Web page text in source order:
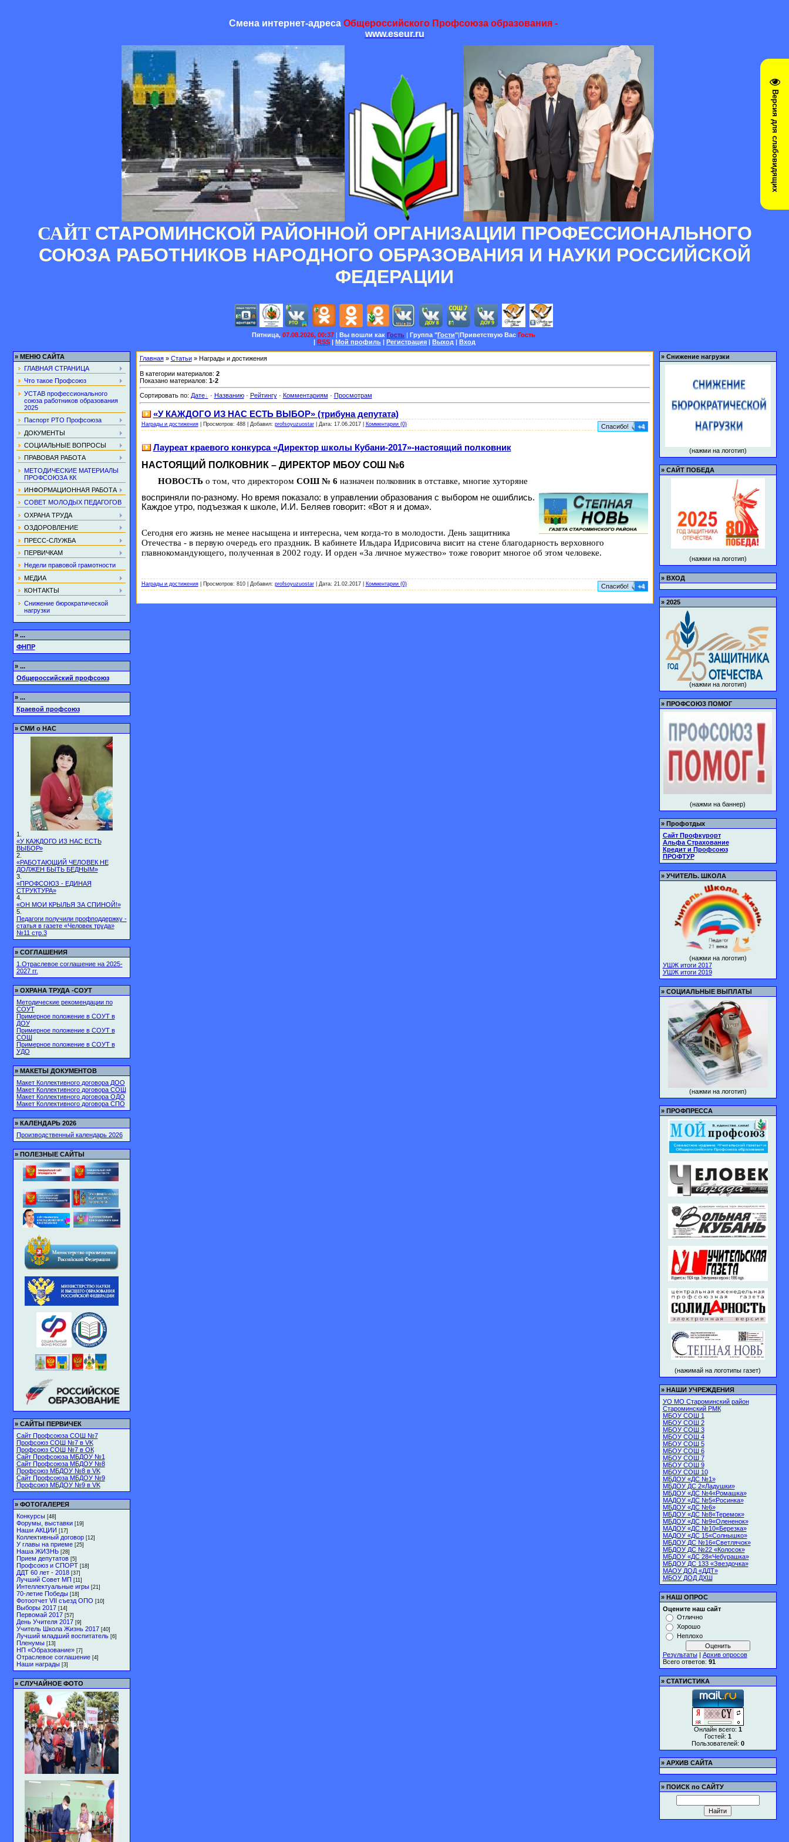
Версия для слабовидящих
Смена интернет-адреса Общероссийского Профсоюза образования -
www.eseur.ru
САЙТ СТАРОМИНСКОЙ РАЙОННОЙ ОРГАНИЗАЦИИ ПРОФЕССИОНАЛЬНОГО
СОЮЗА РАБОТНИКОВ НАРОДНОГО ОБРАЗОВАНИЯ И НАУКИ РОССИЙСКОЙ
ФЕДЕРАЦИИ
Пятница, 07.08.2026, 00:37 | Вы вошли как Гость | Группа "Гости"|Приветствую Вас Гость
| RSS | Мой профиль | Регистрация | Выход | Вход
» МЕНЮ САЙТА
ГЛАВНАЯ СТРАНИЦА
Что такое Профсоюз
УСТАВ профессионального
союза работников образования
2025
Паспорт РТО Профсоюза
ДОКУМЕНТЫ
СОЦИАЛЬНЫЕ ВОПРОСЫ
ПРАВОВАЯ РАБОТА
МЕТОДИЧЕСКИЕ МАТЕРИАЛЫ
ПРОФСОЮЗА КК
ИНФОРМАЦИОННАЯ РАБОТА
СОВЕТ МОЛОДЫХ ПЕДАГОГОВ
ОХРАНА ТРУДА
ОЗДОРОВЛЕНИЕ
ПРЕСС-СЛУЖБА
ПЕРВИЧКАМ
Недели правовой грамотности
МЕДИА
КОНТАКТЫ
Снижение бюрократической
нагрузки
» ...
ФНПР
» ...
Общероссийский профсоюз
» ...
Краевой профсоюз
» СМИ о НАС
1.
«У КАЖДОГО ИЗ НАС ЕСТЬ
ВЫБОР»
2.
«РАБОТАЮЩИЙ ЧЕЛОВЕК НЕ
ДОЛЖЕН БЫТЬ БЕДНЫМ»
3.
«ПРОФСОЮЗ - ЕДИНАЯ
СТРУКТУРА»
4.
«ОН МОИ КРЫЛЬЯ ЗА СПИНОЙ!»
5.
Педагоги получили профподдержку -
статья в газете «Человек труда»
№11 стр.3
» СОГЛАШЕНИЯ
1.Отраслевое соглашение на 2025-
2027 гг.
» ОХРАНА ТРУДА -СОУТ
Методические рекомендации по
СОУТ
Примерное положение в СОУТ в
ДОУ
Примерное положение в СОУТ в
СОШ
Примерное положение в СОУТ в
УДО
» МАКЕТЫ ДОКУМЕНТОВ
Макет Коллективного договора ДОО
Макет Коллективного договора СОШ
Макет Коллективного договора ОДО
Макет Коллективного договора СПО
» КАЛЕНДАРЬ 2026
Производственный календарь 2026
» ПОЛЕЗНЫЕ САЙТЫ
» САЙТЫ ПЕРВИЧЕК
Сайт Профсоюза СОШ №7
Профсоюз СОШ №7 в VK
Профсоюз СОШ №7 в ОК
Сайт Профсоюза МБДОУ №1
Сайт Профсоюза МБДОУ №8
Профсоюз МБДОУ №8 в VK
Сайт Профсоюза МБДОУ №9
Профсоюз МБДОУ №9 в VK
» ФОТОГАЛЕРЕЯ
Конкурсы [48]
Форумы, выставки [19]
Наши АКЦИИ [17]
Коллективный договор [12]
У главы на приеме [25]
Наша ЖИЗНЬ [28]
Прием депутатов [5]
Профсоюз и СПОРТ [18]
ДДТ 60 лет - 2018 [37]
Лучший Совет МП [11]
Интеллектуальные игры [21]
70-летие Победы [18]
Фотоотчет VII съезд ОПО [10]
Выборы 2017 [14]
Первомай 2017 [57]
День Учителя 2017 [9]
Учитель Школа Жизнь 2017 [40]
Лучший младший воспитатель [6]
Пленумы [13]
НП «Образование» [7]
Отраслевое соглашение [4]
Наши награды [3]
» СЛУЧАЙНОЕ ФОТО
Главная» Статьи» Награды и достижения
В категории материалов: 2
Показано материалов: 1-2
Сортировать по: Дате · Названию· Рейтингу· Комментариям · Просмотрам
«У КАЖДОГО ИЗ НАС ЕСТЬ ВЫБОР» (трибуна депутата)
Спасибо! +4
Награды и достижения| Просмотров: 488| Добавил: profsoyuzuostar| Дата: 17.06.2017 Комментарии (0)
Лауреат краевого конкурса «Директор школы Кубани-2017»-настоящий полковник
НАСТОЯЩИЙ ПОЛКОВНИК – ДИРЕКТОР МБОУ СОШ №6
НОВОСТЬо том, что директором СОШ № 6 назначен полковник в отставке, многие хуторяне
восприняли по-разному. Но время показало: в управлении образования с выбором не ошиблись.
Каждое утро, подъезжая к школе, И.И. Беляев говорит: «Вот я и дома».
Сегодня его жизнь не менее насыщена и интересна, чем когда-то в молодости. День защитника
Отечества - в первую очередь его праздник. В кабинете Ильдара Идрисовича висит на стене благодарность верховного
главнокомандующего, полученная в 2002 году. И орден «За личное мужество» тоже говорит многое об этом человеке.
Спасибо! +4
Награды и достижения| Просмотров: 810| Добавил: profsoyuzuostar| Дата: 21.02.2017 Комментарии (0)
» Снижение нагрузки
(нажми на логотип)
» САЙТ ПОБЕДА
(нажми на логотип)
» ВХОД
» 2025
(нажми на логотип)
» ПРОФСОЮЗ ПОМОГ
(нажми на баннер)
» Профотдых
Сайт Профкурорт
Альфа Страхование
Кредит и Профсоюз
ПРОФТУР
» УЧИТЕЛЬ. ШКОЛА
(нажми на логотип)
УШЖ итоги 2017
УШЖ итоги 2019
» СОЦИАЛЬНЫЕ ВЫПЛАТЫ
(нажми на логотип)
» ПРОФПРЕССА
(нажимай на логотипы газет)
» НАШИ УЧРЕЖДЕНИЯ
УО МО Староминский район
Староминский РМК
МБОУ СОШ 1
МБОУ СОШ 2
МБОУ СОШ 3
МБОУ СОШ 4
МБОУ СОШ 5
МБОУ СОШ 6
МБОУ СОШ 7
МБОУ СОШ 9
МБОУ СОШ 10
МБДОУ «ДС №1»
МБДОУ ДС 2«Ладушки»
МБДОУ «ДС №4«Ромашка»
МАДОУ «ДС №5«Росинка»
МБДОУ «ДС №6»
МБДОУ «ДС №8«Теремок»
МБДОУ «ДС №9«Олененок»
МАДОУ «ДС №10«Березка»
МАДОУ «ДС 15«Солнышко»
МБДОУ ДС №16«Светлячок»
МБДОУ ДС №22 «Колосок»
МБДОУ «ДС 28«Чебурашка»
МБДОУ ДС 133 «Звездочка»
МАОУ ДОД «ДДТ»
МБОУ ДОД ДХШ
» НАШ ОПРОС
Оцените наш сайт
Отлично
Хорошо
Неплохо
Результаты| Архив опросов
Всего ответов: 91
» СТАТИСТИКА
Онлайн всего: 1
Гостей: 1
Пользователей: 0
» АРХИВ САЙТА
» ПОИСК по САЙТУ